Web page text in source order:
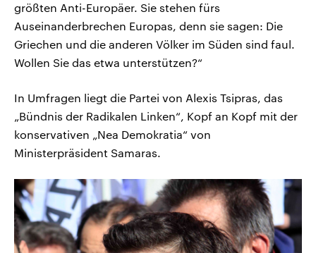
größten Anti-Europäer. Sie stehen fürs
Auseinanderbrechen Europas, denn sie sagen: Die
Griechen und die anderen Völker im Süden sind faul.
Wollen Sie das etwa unterstützen?“
In Umfragen liegt die Partei von Alexis Tsipras, das
„Bündnis der Radikalen Linken“, Kopf an Kopf mit der
konservativen „Nea Demokratia“ von
Ministerpräsident Samaras.